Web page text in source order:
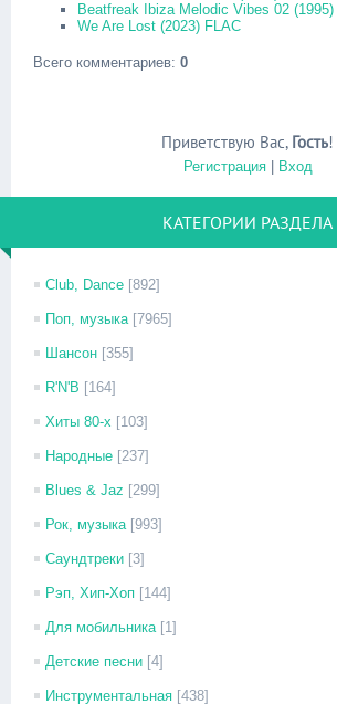
Beatfreak Ibiza Melodic Vibes 02
We Are Lost (2023) FLAC
Всего комментариев: 0
Приветствую Вас, Гость!
Регистрация| Вход
КАТЕГОРИИ РАЗДЕЛА
Club, Dance [892]
Поп, музыка [7965]
Шансон [355]
R'N'B [164]
Хиты 80-х [103]
Народные [237]
Blues & Jaz [299]
Рок, музыка [993]
Саундтреки [3]
Рэп, Хип-Хоп [144]
Для мобильника [1]
Детские песни [4]
Инструментальная [438]